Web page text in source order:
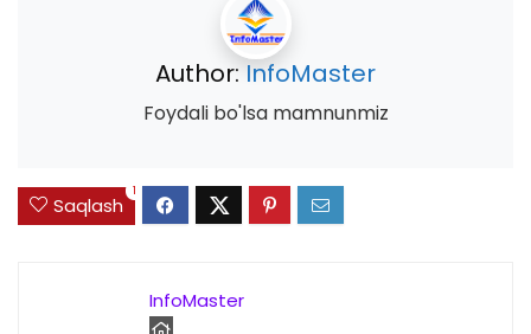
Author: InfoMaster
Foydali bo'lsa mamnunmiz
Saqlash
1
InfoMaster